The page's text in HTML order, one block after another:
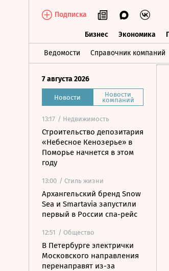
Подписка
Бизнес Экономика
Ведомости Справочник компаний
Бизнес Экономика
7 августа 2026
Новости Новости
компаний
13:17 / Недвижимость
Строительство депозитария
«Небесное Кенозерье» в
Поморье начнется в этом
году
13:00 / Стиль жизни
Архангельский бренд Snow
Sea и Smartavia запустили
первый в России спа-рейс
12:51 / Общество
В Петербурге электрички
Московского направления
перенаправят из-за